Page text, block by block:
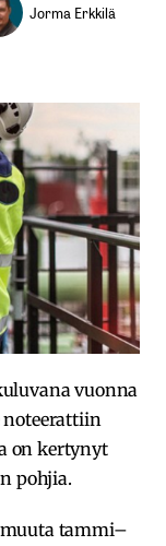
Jorma Erkkilä
vuonna
noteerattiin
on kertynyt
pohjia.
tammi–